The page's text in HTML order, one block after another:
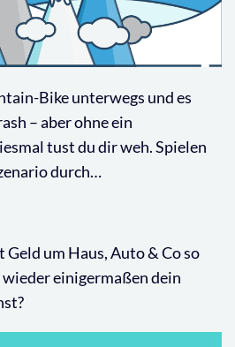
Bike unterwegs und es
– aber ohne ein
tust du dir weh. Spielen
durch…
um Haus, Auto & Co so
einigermaßen dein